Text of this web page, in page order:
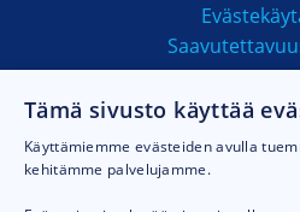
Tämä sivusto käyttää
Käyttämiemme evästeiden avulla
kehitämme palvelujamme.